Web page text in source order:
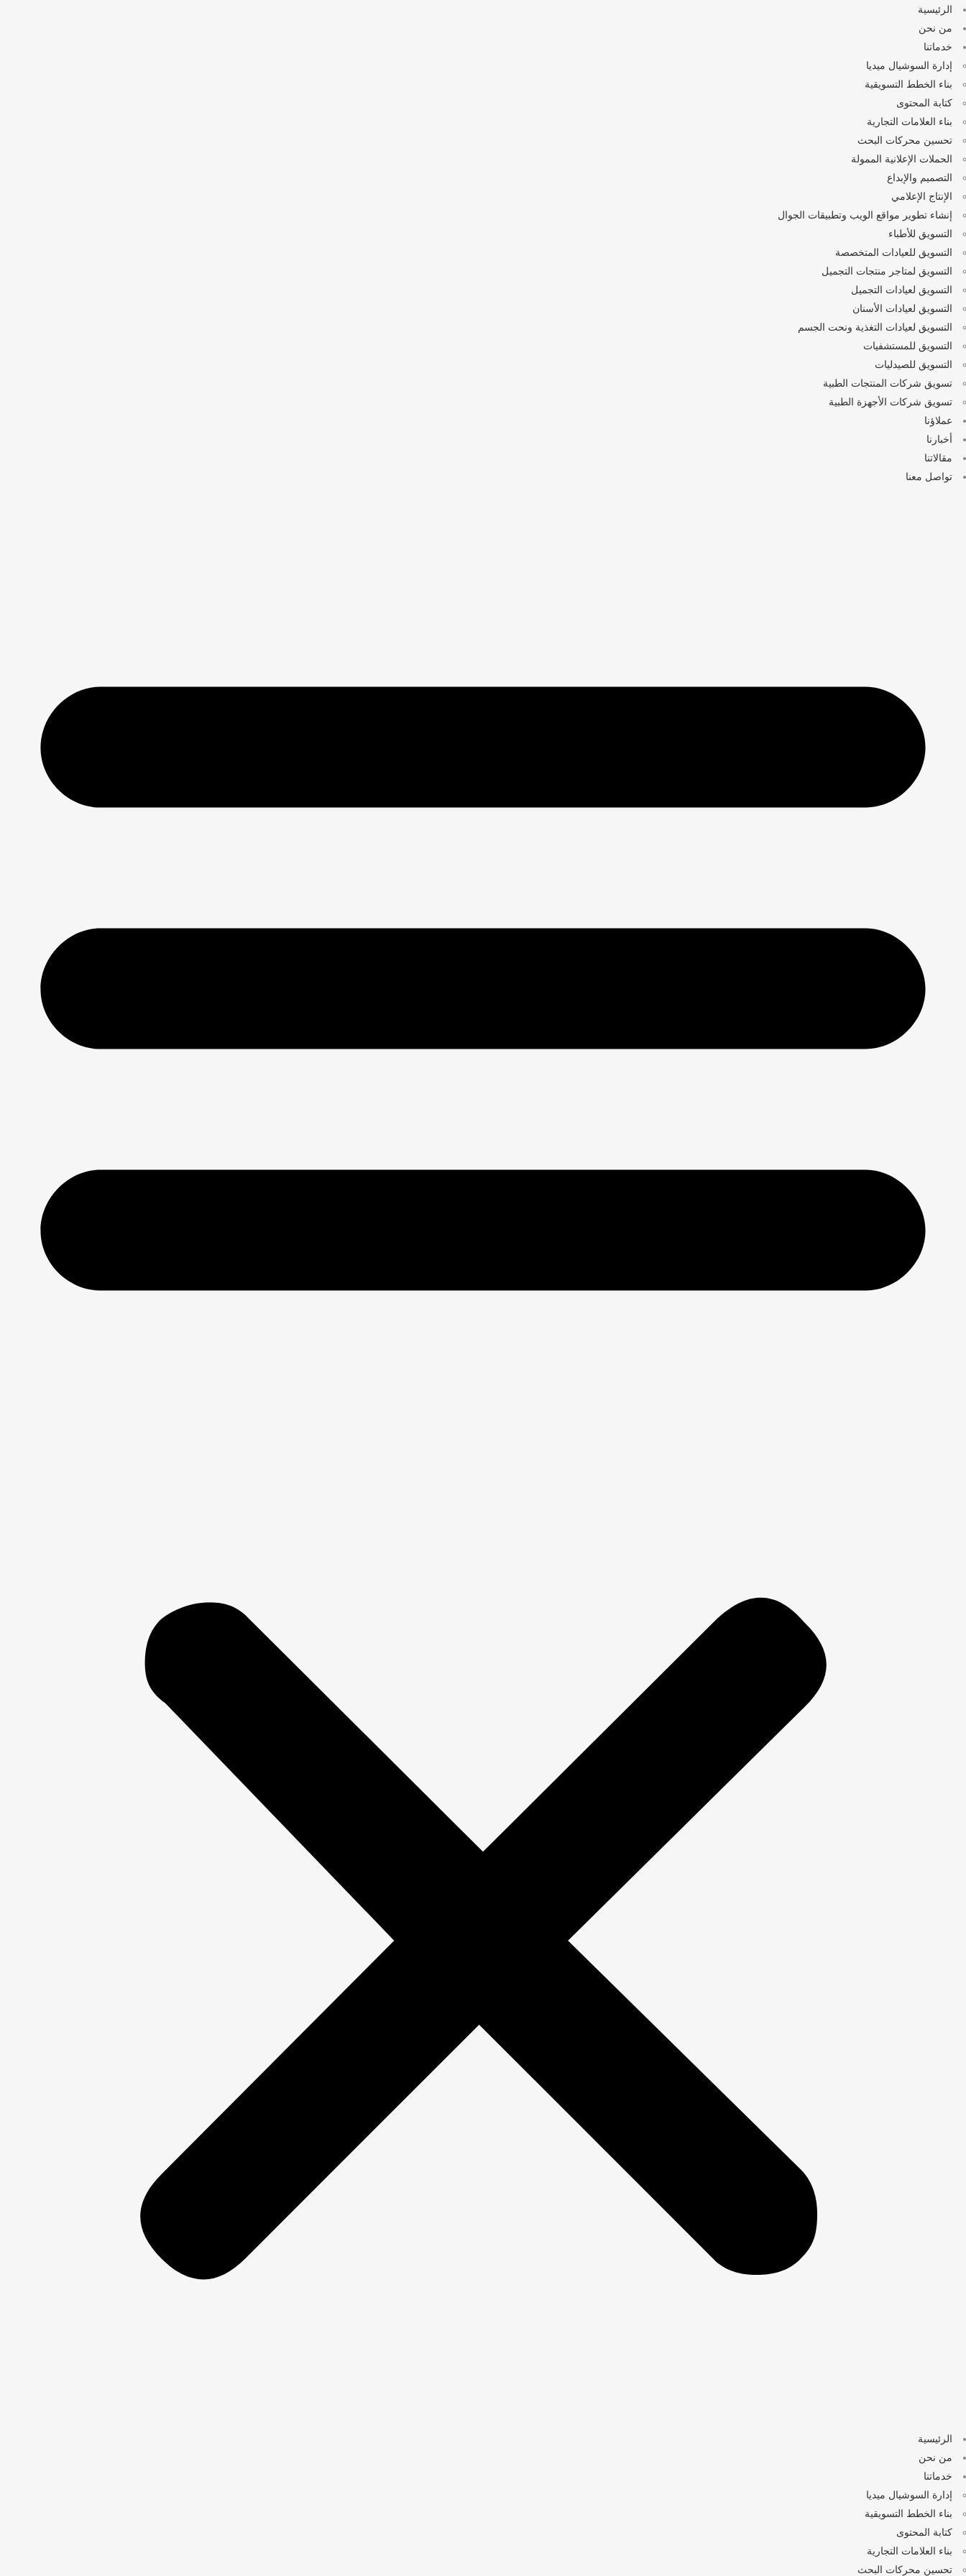
الرئيسية
من نحن
خدماتنا
إدارة السوشيال ميديا
بناء الخطط التسويقية
كتابة المحتوى
بناء العلامات التجارية
تحسين محركات البحث
الحملات الإعلانية الممولة
التصميم والإبداع
الإنتاج الإعلامي
إنشاء تطوير مواقع الويب وتطبيقات الجوال
التسويق للأطباء
التسويق للعيادات المتخصصة
التسويق لمتاجر منتجات التجميل
التسويق لعيادات التجميل
التسويق لعيادات الأسنان
التسويق لعيادات التغذية ونحت الجسم
التسويق للمستشفيات
التسويق للصيدليات
تسويق شركات المنتجات الطبية
تسويق شركات الأجهزة الطبية
عملاؤنا
أخبارنا
مقالاتنا
تواصل معنا
الرئيسية
من نحن
خدماتنا
إدارة السوشيال ميديا
بناء الخطط التسويقية
كتابة المحتوى
بناء العلامات التجارية
تحسين محركات البحث